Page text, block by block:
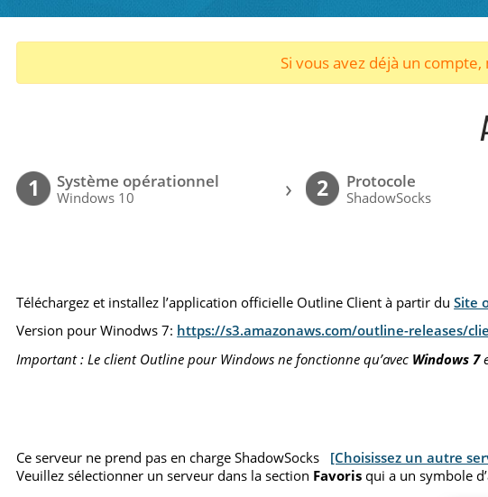
Si vous avez déjà un
1 Système opérationnel
Windows 10 › 2 Protocole
ShadowSocks
Téléchargez et installez l’application officielle Outline Client à partir duSite
Version pour Winodws 7: https://s3.amazonaws.com/outline-releases/
Important : Le client Outline pour Windows ne fonctionne qu’avec Windows 7
Ce serveur ne prend pas en charge ShadowSocks [Choisissez un autre
Veuillez sélectionner un serveur dans la section Favoris qui a un symbole